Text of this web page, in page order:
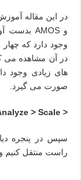
در این مقاله
وAMOS بدست
وجود دارد که چهار
در آن مشاهده می
های زیادی وجود
صورت می گیرد.
> Scale >
سپس در پنجره
راست منتقل کنیم